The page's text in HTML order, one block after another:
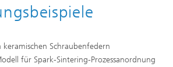
keramischen Schraubenfedern
für Spark-Sintering-Prozessanordnung